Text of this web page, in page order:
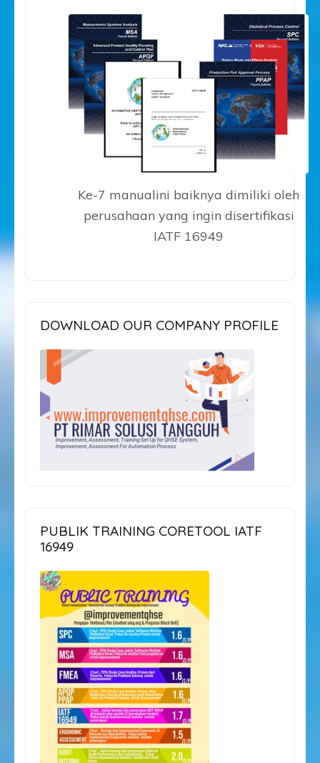
Ke-7 manualini baiknya dimiliki oleh
perusahaan yang ingin disertifikasi
IATF 16949
DOWNLOAD OUR COMPANY PROFILE
PUBLIK TRAINING CORETOOL IATF
16949